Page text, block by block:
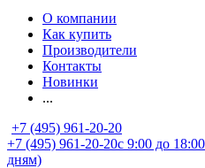
О компании
Как купить
Производители
Контакты
Новинки
...
+7 (495) 961-20-20
+7 (495) 961-20-20с 9:00 до
дням)